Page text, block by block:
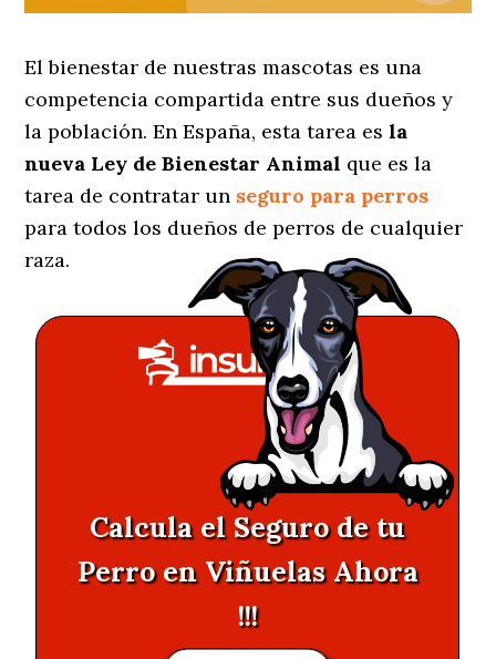
El bienestar de nuestras mascotas es una
competencia compartida entre sus dueños y
la población. En España, esta tarea esla
nueva Ley de Bienestar Animal que es la
tarea de contratar un seguro para perros
para todos los dueños de perros de cualquier
raza.
Calcula el Seguro de tu
Perro en Viñuelas Ahora
!!!